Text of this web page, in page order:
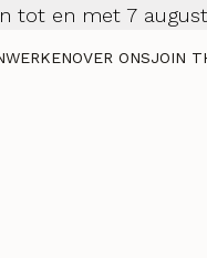
tot en met 7
OVER ONSJOIN